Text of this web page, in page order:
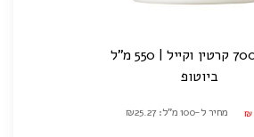
ביוטופ
₪ מחיר ל-100 מ"ל: ₪25.27